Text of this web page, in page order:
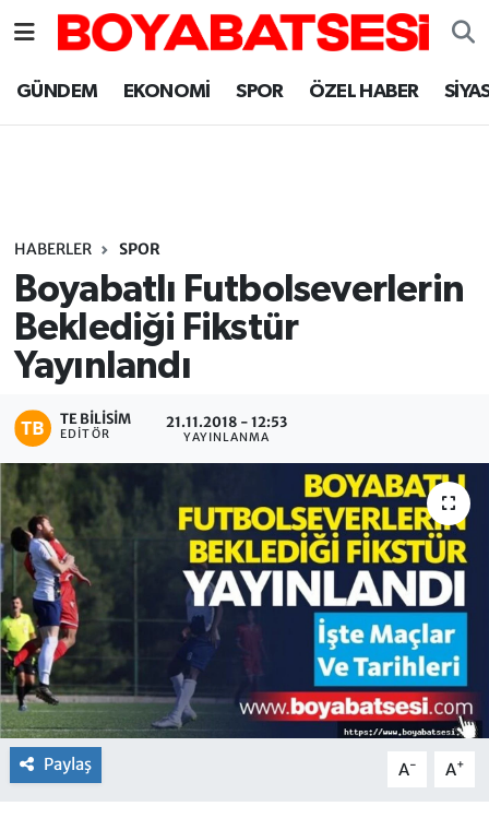
GÜNDEM EKONOMİ SPOR ÖZEL HABER
HABERLER SPOR
Boyabatlı Futbolseverlerin
Beklediği Fikstür
Yayınlandı
TE BILISIM
EDITÖR
21.11.2018 - 12:53
YAYINLANMA
Paylaş A- A+
Sinop Nöbetçi Eczaneler
Sinop Trafik Yoğunluk Haritası
Süper Lig Puan Durumu ve Fikstür
Tüm Manşetler
Son Dakika Haberleri
Haber Arşivi